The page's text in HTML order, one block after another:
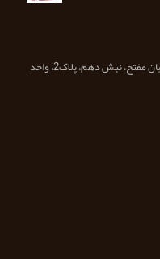
تهران، خیابان شهید بهشتی، خیابان مفتح، نبش دهم، پلاک2، واحد